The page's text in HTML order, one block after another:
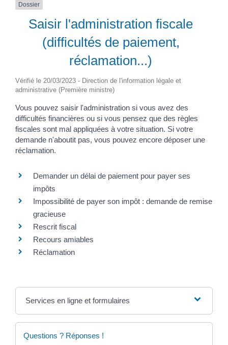
Dossier
Saisir l'administration fiscale
(difficultés de paiement,
réclamation...)
Vérifié le 20/03/2023 - Direction de l'information légale et
administrative (Première ministre)
Vous pouvez saisir l'administration si vous avez des
difficultés financières ou si vous pensez que des règles
fiscales sont mal appliquées à votre situation. Si votre
demande n'aboutit pas, vous pouvez encore déposer une
réclamation.
Demander un délai de paiement pour payer ses
impôts
Impossibilité de payer son impôt : demande de remise
gracieuse
Rescrit fiscal
Recours amiables
Réclamation
Services en ligne et formulaires
Questions ? Réponses !